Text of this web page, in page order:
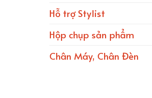
Hỗ trợ Stylist
Hộp chụp sản phẩm
Chân Máy, Chân Đèn